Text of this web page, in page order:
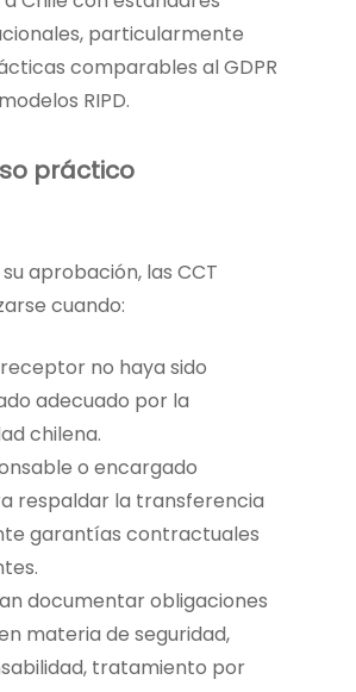
particularmente
comparables al GDPR
RIPD.
práctico
aprobación, las CCT
cuando:
no haya sido
adecuado por la
chilena.
o encargado
respaldar la transferencia
garantías contractuales
documentar obligaciones
materia de seguridad,
tratamiento por